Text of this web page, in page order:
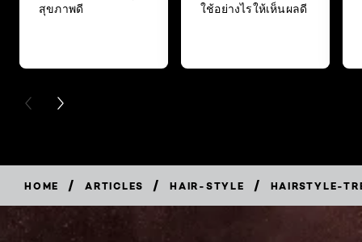
สุขภาพดี
ใช้อย่างไรให้เห็นผลดี
PREVIOUS CARD
NEXT CARD
HOME / ARTICLES / HAIR-STYLE / HAIRSTYLE-